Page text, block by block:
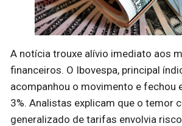
A notícia trouxe alívio imediato aos
financeiros. O Ibovespa, principal
acompanhou o movimento e fechou
3%. Analistas explicam que o temor
generalizado de tarifas envolvia